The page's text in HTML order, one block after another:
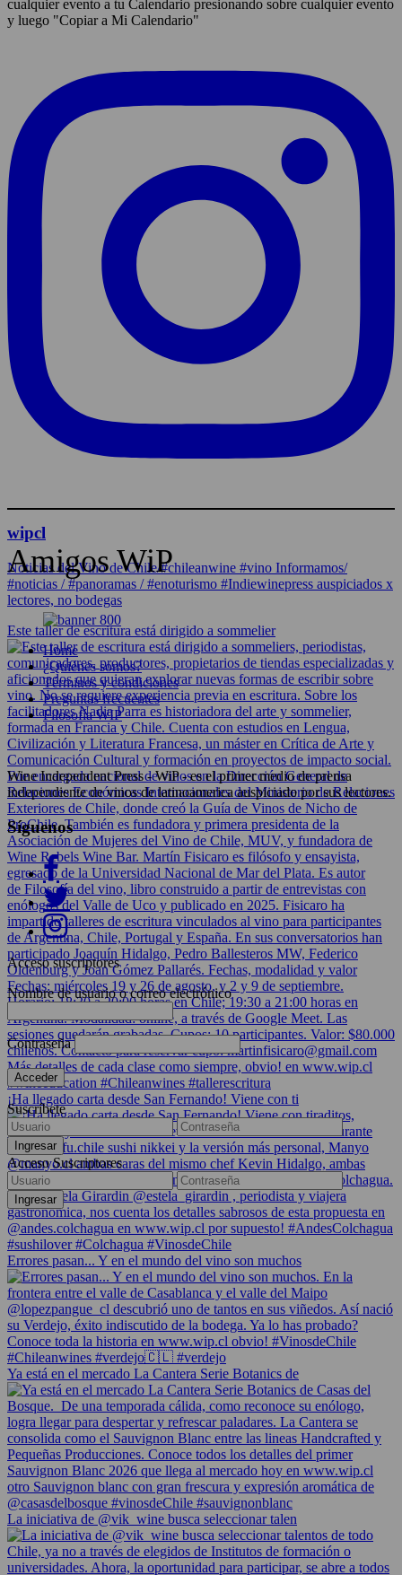
cualquier evento a tu Calendario presionando sobre cualquier evento
y luego "Copiar a Mi Calendario"
wipcl
Noticias del Vino de Chile/#chileanwine #vino Informamos/
#noticias / #panoramas / #enoturismo #Indiewinepress auspiciados x
lectores, no bodegas
Este taller de escritura está dirigido a sommelier
¡Ha llegado carta desde San Fernando! Viene con ti
Errores pasan... Y en el mundo del vino son muchos
Ya está en el mercado La Cantera Serie Botanics de
La iniciativa de @vik_wine busca seleccionar talen
Amigos WiP
Home
¿Quiénes somos?
Términos y condiciones
Preguntas frecuentes
Filosofía WIP
Wine Independent Press - WiP - es el primer medio de prensa
independiente de vinos de latinoamerica auspiciado por sus lectores.
Síguenos
Acceso suscriptores
Nombre de usuario o correo electrónico
Contraseña
Suscríbete
Acceso Suscriptores